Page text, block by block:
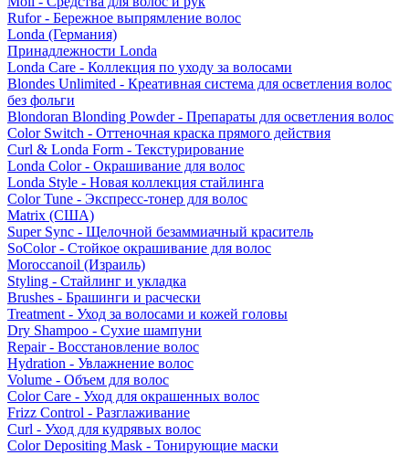
Rufor - Бережное выпрямление волос
Londa (Германия)
Принадлежности Londa
Londa Care - Коллекция по уходу за волосами
Blondes Unlimited - Креативная система для осветления волос
без фольги
Blondoran Blonding Powder - Препараты для осветления волос
Color Switch - Оттеночная краска прямого действия
Curl & Londa Form - Текстурирование
Londa Color - Окрашивание для волос
Londa Style - Новая коллекция стайлинга
Color Tune - Экспресс-тонер для волос
Matrix (США)
Super Sync - Щелочной безаммиачный краситель
SoColor - Стойкое окрашивание для волос
Moroccanoil (Израиль)
Styling - Стайлинг и укладка
Brushes - Брашинги и расчески
Treatment - Уход за волосами и кожей головы
Dry Shampoo - Сухие шампуни
Repair - Восстановление волос
Hydration - Увлажнение волос
Volume - Объем для волос
Color Care - Уход для окрашенных волос
Frizz Control - Разглаживание
Curl - Уход для кудрявых волос
Color Depositing Mask - Тонирующие маски